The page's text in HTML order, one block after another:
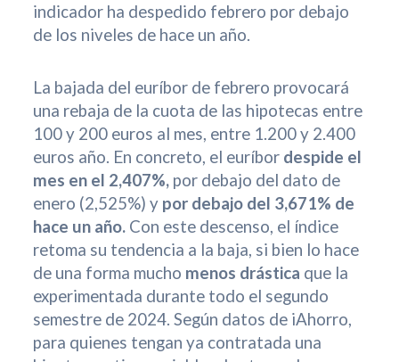
indicador ha despedido febrero por debajo
de los niveles de hace un año.
La bajada del euríbor de febrero provocará
una rebaja de la cuota de las hipotecas entre
100 y 200 euros al mes, entre 1.200 y 2.400
euros año. En concreto, el euríbor despide el
mes en el 2,407%, por debajo del dato de
enero (2,525%) y por debajo del 3,671% de
hace un año. Con este descenso, el índice
retoma su tendencia a la baja, si bien lo hace
de una forma mucho menos drástica que la
experimentada durante todo el segundo
semestre de 2024. Según datos de iAhorro,
para quienes tengan ya contratada una